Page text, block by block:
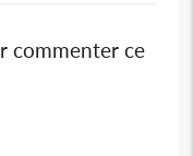
commenter ce